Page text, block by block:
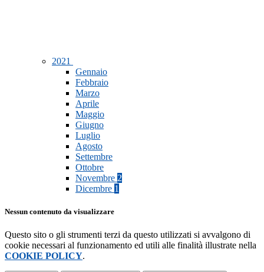
2021
Gennaio
Febbraio
Marzo
Aprile
Maggio
Giugno
Luglio
Agosto
Settembre
Ottobre
Novembre 2
Dicembre 1
Nessun contenuto da visualizzare
Questo sito o gli strumenti terzi da questo utilizzati si avvalgono di
cookie necessari al funzionamento ed utili alle finalità illustrate nella
COOKIE POLICY.